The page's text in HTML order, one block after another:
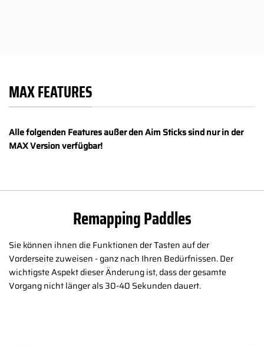
MAX FEATURES
Alle folgenden Features außer den Aim Sticks sind nur in der
MAX Version verfügbar!
Remapping Paddles
Sie können ihnen die Funktionen der Tasten auf der
Vorderseite zuweisen - ganz nach Ihren Bedürfnissen. Der
wichtigste Aspekt dieser Änderung ist, dass der gesamte
Vorgang nicht länger als 30-40 Sekunden dauert.